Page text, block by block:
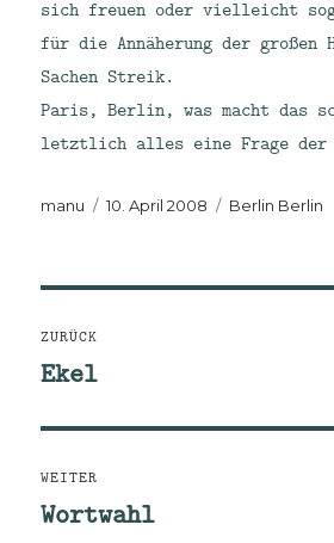
sich freuen oder vielleicht
für die Annäherung der großen
Sachen Streik.
Paris, Berlin, was macht das
letztlich alles eine Frage der
Autor
manu
Veröffentlicht
10. April 2008 Kategorien
Berlin Berlin
ZURÜCK
Vorheriger
Ekel
WEITER
Nächster
Wortwahl